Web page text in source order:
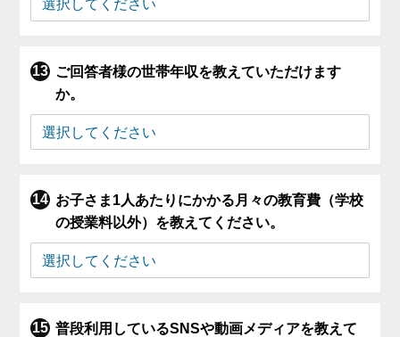
ご回答者様の世帯年収を教えていただけます
か。
お子さま1人あたりにかかる月々の教育費（学校
の授業料以外）を教えてください。
普段利用しているSNSや動画メディアを教えて